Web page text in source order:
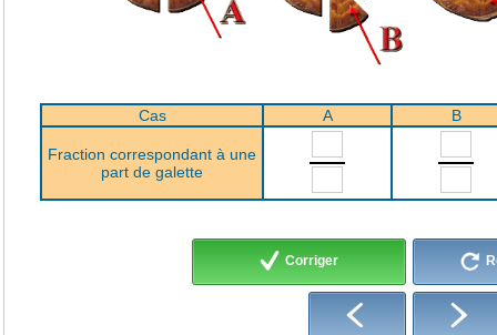
Cas A B
Fraction correspondant à une
part de galette
Corriger